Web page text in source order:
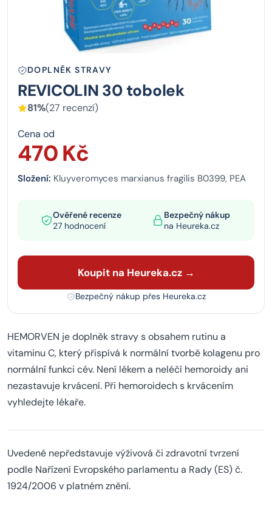
DOPLNĚK STRAVY
REVICOLIN 30 tobolek
81%(27 recenzí)
Cena od
470 Kč
Složení: Kluyveromyces marxianus fragilis B0399, PEA
Ověřené recenze
27 hodnocení
Bezpečný nákup
na Heureka.cz
Koupit na Heureka.cz →
Bezpečný nákup přes Heureka.cz
HEMORVEN je doplněk stravy s obsahem rutinu a
vitaminu C, který přispívá k normální tvorbě kolagenu pro
normální funkci cév. Není lékem a neléčí hemoroidy ani
nezastavuje krvácení. Při hemoroidech s krvácením
vyhledejte lékaře.
Uvedené nepředstavuje výživová či zdravotní tvrzení
podle Nařízení Evropského parlamentu a Rady (ES) č.
1924/2006 v platném znění.